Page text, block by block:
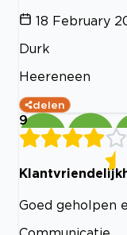
18 February
Durk
Heereneen
delen
9
Goed geholpen